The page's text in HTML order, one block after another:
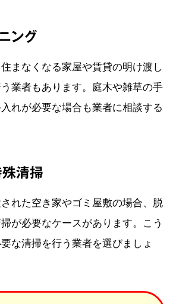
ング
まなくなる家屋や賃貸の明け渡し
業者もあります。庭木や雑草の手
れが必要な場合も業者に相談する
殊清掃
れた空き家やゴミ屋敷の場合、脱
が必要なケースがあります。こう
な清掃を行う業者を選びましょ